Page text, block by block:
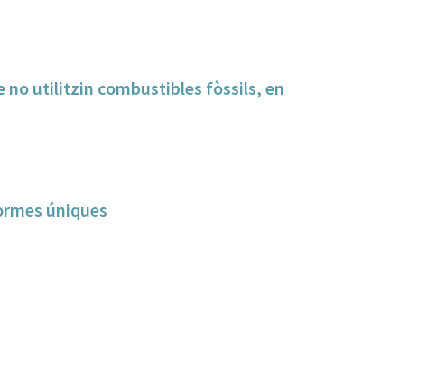
no utilitzin combustibles fòssils, en
úniques